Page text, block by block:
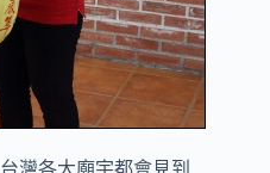
灣各大廟宇都會見到